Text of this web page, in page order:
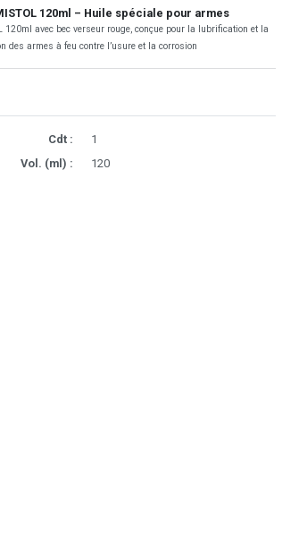
120ml – Huile spéciale pour armes
120ml avec bec verseur rouge, conçue pour la lubrification et la
des armes à feu contre l’usure et la corrosion
Cdt :
1
Vol. (ml) :
120